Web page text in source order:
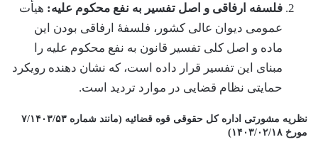
فلسفه ارفاقی و اصل تفسیر به نفع محکوم علیه: هیأت
عمومی دیوان عالی کشور، فلسفۀ ارفاقی بودن این
ماده و اصل کلی تفسیر قانون به نفع محکوم علیه را
مبنای این تفسیر قرار داده است، که نشان دهنده رویکرد
حمایتی نظام قضایی در موارد تردید است.
نظریه مشورتی اداره کل حقوقی قوه قضائیه (مانند شماره ۷/۱۴۰۳/۵۳
مورخ ۱۴۰۳/۰۲/۱۸)